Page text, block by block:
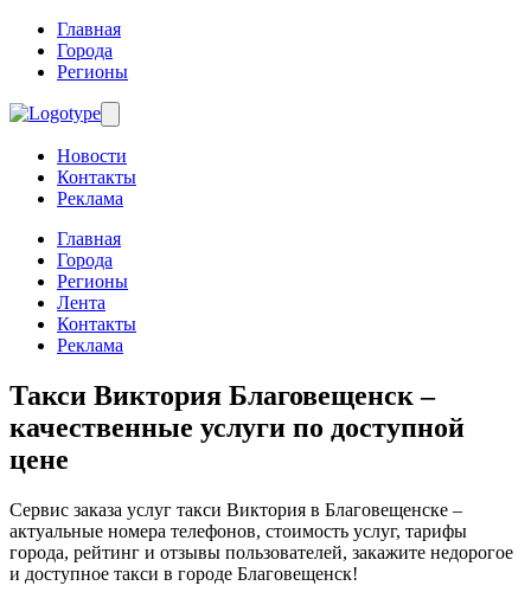
Главная
Города
Регионы
Новости
Контакты
Реклама
Главная
Города
Регионы
Лента
Контакты
Реклама
Такси Виктория Благовещенск –
качественные услуги по доступной
цене
Сервис заказа услуг такси Виктория в Благовещенске –
актуальные номера телефонов, стоимость услуг, тарифы
города, рейтинг и отзывы пользователей, закажите недорогое
и доступное такси в городе Благовещенск!